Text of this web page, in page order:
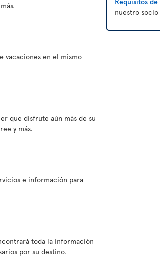
vacaciones en el mismo
que disfrute aún más de su
y más.
e información para
toda la información
por su destino.
nuestro socio